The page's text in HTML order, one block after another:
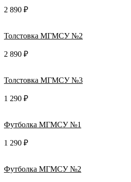
2 890 ₽
Толстовка МГМСУ №2
2 890 ₽
Толстовка МГМСУ №3
1 290 ₽
Футболка МГМСУ №1
1 290 ₽
Футболка МГМСУ №2